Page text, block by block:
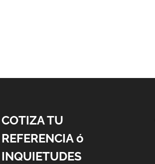
COTIZA TU
REFERENCIA ó
INQUIETUDES